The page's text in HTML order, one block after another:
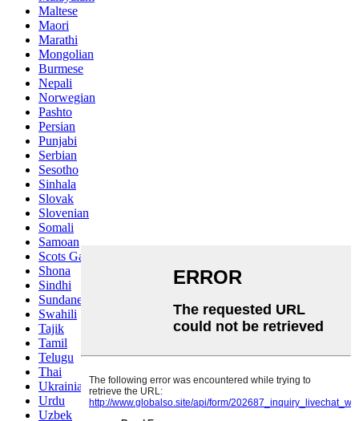
Maltese
Maori
Marathi
Mongolian
Burmese
Nepali
Norwegian
Pashto
Persian
Punjabi
Serbian
Sesotho
Sinhala
Slovak
Slovenian
Somali
Samoan
Scots Gaelic
Shona
Sindhi
Sundanese
Swahili
Tajik
Tamil
Telugu
Thai
Ukrainian
Urdu
Uzbek